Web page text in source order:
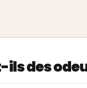
ils des